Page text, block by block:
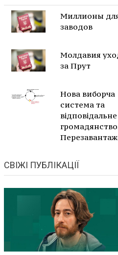
Миллионы
заводов
Молдавия
за Прут
Нова виборча
система та
відповідальне
СВІЖІ ПУБЛІКАЦІЇ